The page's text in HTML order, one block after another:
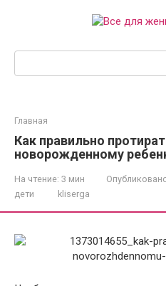
Главная
Как правильно
новорожденному
На чтение: 3 мин
дети
kliserga